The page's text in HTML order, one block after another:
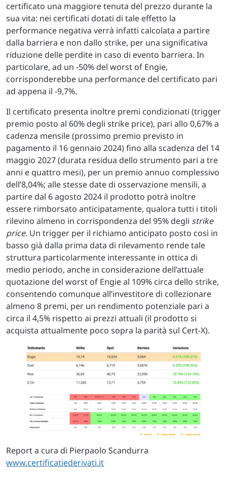
certificato una maggiore tenuta del prezzo durante la
sua vita: nei certificati dotati di tale effetto la
performance negativa verrà infatti calcolata a partire
dalla barriera e non dallo strike, per una significativa
riduzione delle perdite in caso di evento barriera. In
particolare, ad un -50% del worst of Engie,
corrisponderebbe una performance del certificato pari
ad appena il -9,7%.
Il certificato presenta inoltre premi condizionati (trigger
premio posto al 60% degli strike price), pari allo 0,67% a
cadenza mensile (prossimo premio previsto in
pagamento il 16 gennaio 2024) fino alla scadenza del 14
maggio 2027 (durata residua dello strumento pari a tre
anni e quattro mesi), per un premio annuo complessivo
dell’8,04%; alle stesse date di osservazione mensili, a
partire dal 6 agosto 2024 il prodotto potrà inoltre
essere rimborsato anticipatamente, qualora tutti i titoli
rilevino almeno in corrispondenza del 95% degli strike
price. Un trigger per il richiamo anticipato posto così in
basso già dalla prima data di rilevamento rende tale
struttura particolarmente interessante in ottica di
medio periodo, anche in considerazione dell’attuale
quotazione del worst of Engie al 109% circa dello strike,
consentendo comunque all’investitore di collezionare
almeno 8 premi, per un rendimento potenziale pari a
circa il 4,5% rispetto ai prezzi attuali (il prodotto si
acquista attualmente poco sopra la parità sul Cert-X).
Report a cura di Pierpaolo Scandurra
www.certificatiederivati.it